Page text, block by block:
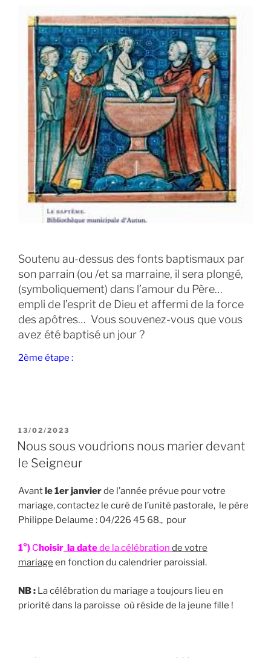
Soutenu au-dessus des fonts baptismaux par
son parrain (ou /et sa marraine, il sera plongé,
(symboliquement) dans l’amour du Père…
empli de l’esprit de Dieu et affermi de la force
des apôtres… Vous souvenez-vous que vous
avez été baptisé un jour ?
2ème étape :
PUBLIÉ
LE
13/02/2023
Nous sous voudrions nous marier devant
le Seigneur
Avantle 1er janvierde l’année prévue pour votre
mariage, contactez le curé de l’unité pastorale, le père
Philippe Delaume : 04/226 45 68., pour
1°) Choisir la datede la célébration de votre
mariage en fonction du calendrier paroissial.
NB : La célébration du mariage a toujours lieu en
priorité dans la paroisse où réside de la jeune fille !